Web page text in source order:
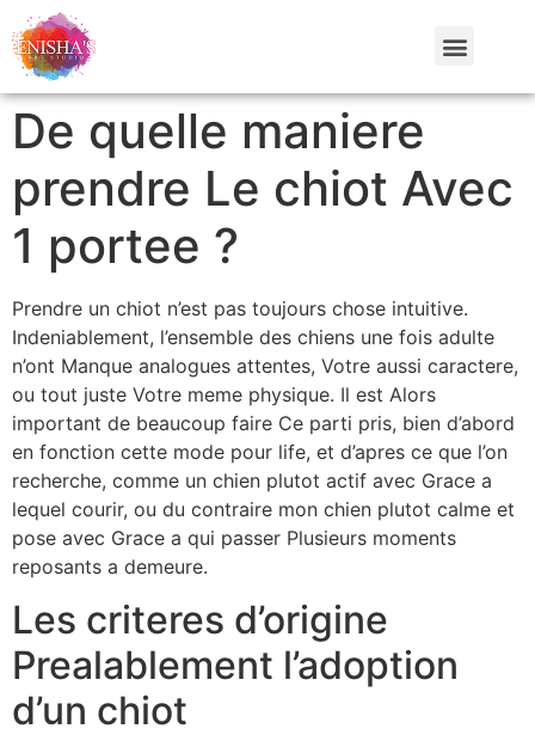
De quelle maniere
prendre Le chiot Avec
1 portee ?
Prendre un chiot n’est pas toujours chose intuitive.
Indeniablement, l’ensemble des chiens une fois adulte
n’ont Manque analogues attentes, Votre aussi caractere,
ou tout juste Votre meme physique. Il est Alors
important de beaucoup faire Ce parti pris, bien d’abord
en fonction cette mode pour life, et d’apres ce que l’on
recherche, comme un chien plutot actif avec Grace a
lequel courir, ou du contraire mon chien plutot calme et
pose avec Grace a qui passer Plusieurs moments
reposants a demeure.
Les criteres d’origine
Prealablement l’adoption
d’un chiot